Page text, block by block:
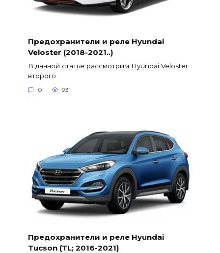
Предохранители и реле Hyundai
Veloster (2018-2021..)
В данной статье рассмотрим Hyundai Veloster
второго
0 931
Предохранители и реле Hyundai
Tucson (TL; 2016-2021)